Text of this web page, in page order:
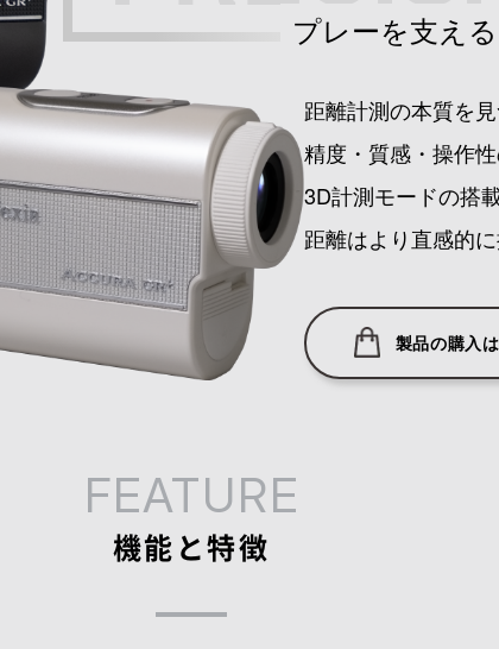
プレーを支え
距離計測の本質を見
精度・質感・操作
3D計測モードの搭載
距離はより直感的に
製品の購入
FEATURE
機能と特徴